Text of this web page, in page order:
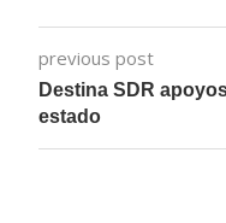
previous post
Destina SDR
estado